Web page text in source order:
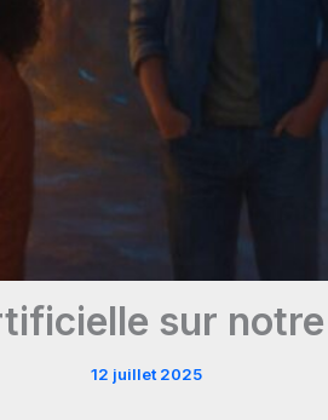
sur
12 juillet 2025